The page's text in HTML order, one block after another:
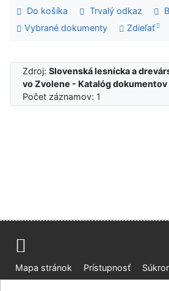
Do košíka Trvalý odkaz
Vybrané dokumenty
Zdieľať
Zdroj:Slovenská lesnícka a
vo Zvolene - Katalóg dokumentov
Počet záznamov: 1
Mapa stránok Prístupnosť